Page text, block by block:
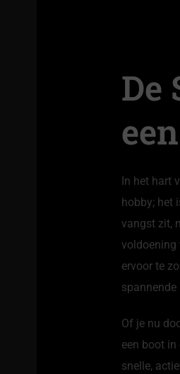
De
In het hart
hobby; het
vangst zit,
voldoening
ervoor te
spannende
Of je nu
een boot
snelle,